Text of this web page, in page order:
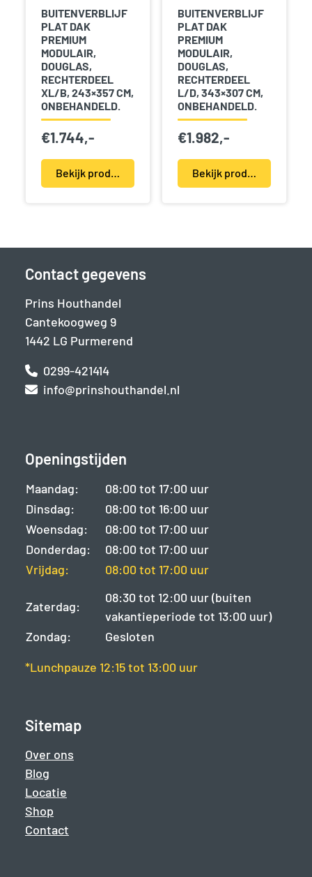
BUITENVERBLIJF
PLAT DAK
PREMIUM
MODULAIR,
DOUGLAS,
RECHTERDEEL
XL/B, 243×357 CM,
ONBEHANDELD.
€1.744,-
Bekijk product(en)
BUITENVERBLIJF
PLAT DAK
PREMIUM
MODULAIR,
DOUGLAS,
RECHTERDEEL
L/D, 343×307 CM,
ONBEHANDELD.
€1.982,-
Bekijk product(en)
Contact gegevens
Prins Houthandel
Cantekoogweg 9
1442 LG Purmerend
0299-421414
info@prinshouthandel.nl
Openingstijden
Maandag:
08:00 tot 17:00 uur
Dinsdag:
08:00 tot 16:00 uur
Woensdag:
08:00 tot 17:00 uur
Donderdag:
08:00 tot 17:00 uur
Vrijdag:
08:00 tot 17:00 uur
Zaterdag:
08:30 tot 12:00 uur (buiten
vakantieperiode tot 13:00 uur)
Zondag:
Gesloten
*Lunchpauze 12:15 tot 13:00 uur
Sitemap
Over ons
Blog
Locatie
Shop
Contact